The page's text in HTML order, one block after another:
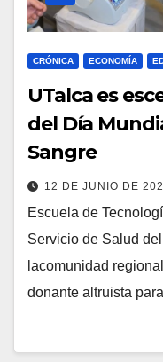
CRÓNICA ECONOMÍA
UTalca es
del Día
Sangre
12 DE JUNIO DE
Escuela de
Servicio de Salud
lacomunidad
donante altruista